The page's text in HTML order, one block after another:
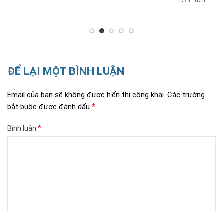
ĐỂ LẠI MỘT BÌNH LUẬN
Email của bạn sẽ không được hiển thị công khai. Các trường
bắt buộc được đánh dấu *
Bình luận *